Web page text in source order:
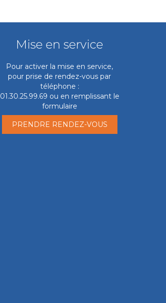
Mise en service
Pour activer la mise en service,
pour prise de rendez-vous par
téléphone :
01.30.25.99.69 ou en remplissant le
formulaire
PRENDRE RENDEZ-VOUS